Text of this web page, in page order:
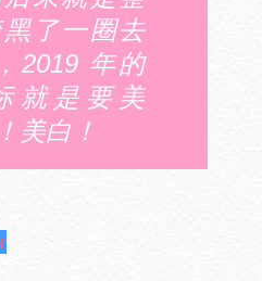
了一圈去
2019 年的
就是要美
美白！